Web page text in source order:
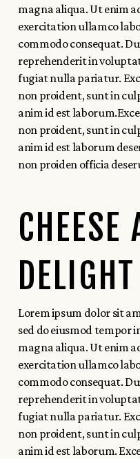
magna aliqua. Ut enim
exercitation ullamco
commodo consequat.
reprehenderit in
fugiat nulla pariatur.
non proident, sunt in
anim id est
non proident, sunt in
anim id est laborum
non proiden officia
DELIGHT
Lorem ipsum dolor sit
sed do eiusmod tempor
magna aliqua. Ut enim
exercitation ullamco
commodo consequat.
reprehenderit in
fugiat nulla pariatur.
non proident, sunt in
anim id est laborum.